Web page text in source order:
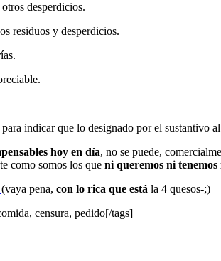
desperdicios.
residuos y desperdicios.
indicar que lo designado por el sustantivo
hoy en día, no se puede,
como somos los que ni queremos ni
(vaya pena, con lo rica que está la 4 quesos-;)
censura, pedido[/tags]